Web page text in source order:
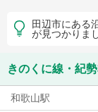
田辺市にある
が見つかりま
きのくに線・紀
和歌山駅